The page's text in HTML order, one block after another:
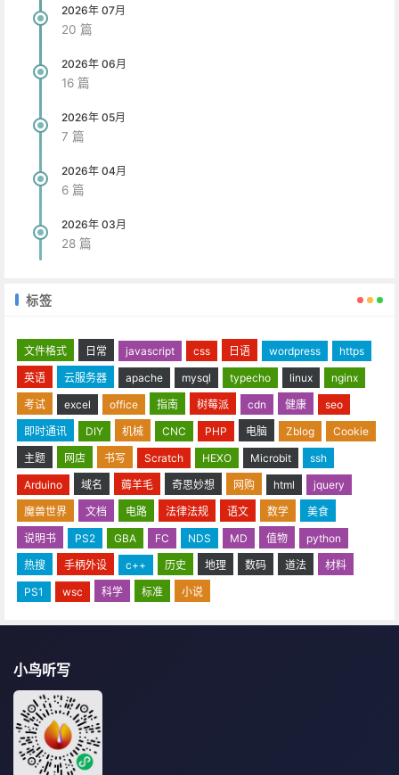
2026年 07月
20 篇
2026年 06月
16 篇
2026年 05月
7 篇
2026年 04月
6 篇
2026年 03月
28 篇
标签
文件格式 日常 javascript css 日语 wordpress
https
英语
云服务器 apache mysql typecho linux
nginx
考试
excel office 指南 树莓派 cdn 健康
seo
即时通讯
DIY 机械 CNC PHP 电脑 Zblog
Cookie
主题
网店 书写 Scratch HEXO Microbit
ssh
Arduino
域名 薅羊毛 奇思妙想 网购 html
jquery
魔兽世界
文档 电路 法律法规 语文 数学
美食
说明书
PS2 GBA FC NDS MD 值物
python
热搜
手柄外设 c++ 历史 地理 数码 道法
材料
PS1
wsc 科学 标准 小说
小鸟听写